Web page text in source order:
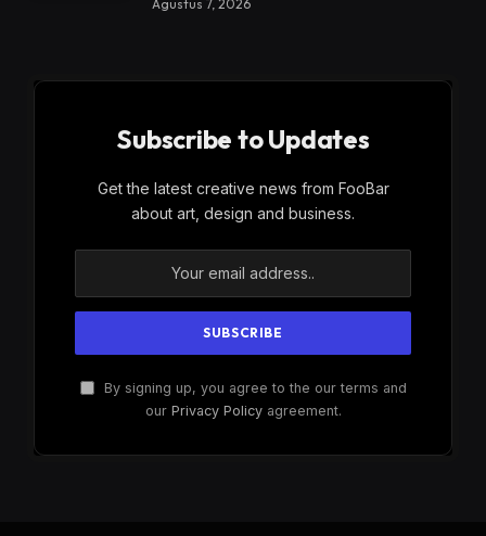
Agustus 7, 2026
Subscribe to Updates
Get the latest creative news from FooBar
about art, design and business.
By signing up, you agree to the our terms and
our Privacy Policyagreement.